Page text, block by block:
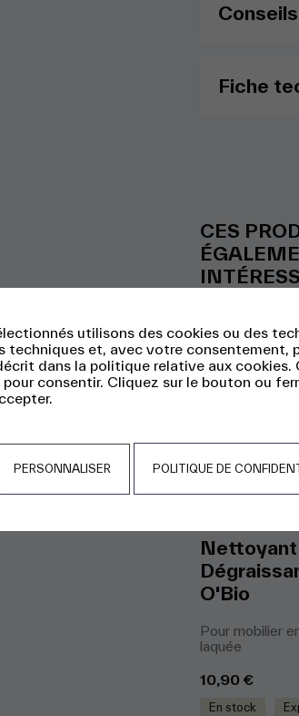
Fiche
CES
Nettoyant
O'Bio
Pour mobilier
laquée
10,90 €
En stock
utilisons des cookies ou des
techniques et, avec votre consentement,
dans la politique relative aux cookies.
consentir. Cliquez sur le bouton ou
PERSONNALISER POLITIQUE DE